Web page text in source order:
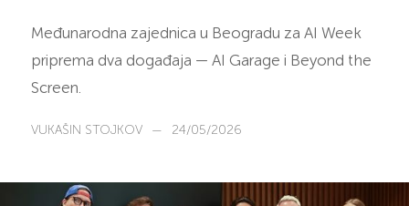
Međunarodna zajednica u Beogradu za AI Week
priprema dva događaja — AI Garage i Beyond the
Screen.
VUKAŠIN STOJKOV — 24/05/2026